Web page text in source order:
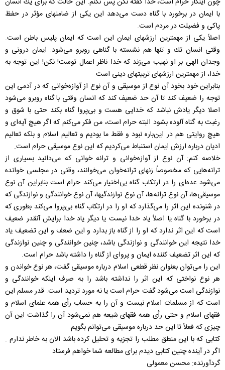
با ايمان در برخورد با گناه دست می‌دهد اين يكی از ضامنهای مؤثر در حفظ
پاكی و فضيلت در مردم است.
اصلاً يكی از مهمترين ارزشهای ايمان اين است كه ايمان پليس باطن است.
وقتی انسان تك و تنها هم نشسته با گناهی روبرو می‌شود. ايمان درونی و
وجدان الهی بر او نهيب می‌زند كه خدا ناظر اعمال توست! نكن! اين توجه به
خدا، از مهمترين ارزشهای تربيتهای دينی است
بنابراين خود بخود آن نوع از موسيقی و آن نوع از آوازه‌خوانی كه در آدمی اين
توجه را ضعيف كند تا آن حد ضعيف كند كه انسان وقتی با گناه روبرو می‌شود
اصلا ديگر يادش نباشد كه خدايی هست و بی‌پروا گناه بكند حتی با شوق و
رغبت به گناه آلوده بشود البته حرام است، من فكر می‌كنم كه اگر هيچ آيه‌ای و
هيچ روايتی هم در اين‌باره نبود و فقط ما بوديم و تعاليم اسلام و بلكه تعاليم
اديان درباره ارزش ايمان استنباط می‌كرديم كه اين نوع موسيقی حرام است.
خلاصه كنم: آن نوع از آوازه‌خوانی و ترانه خوانی كه می‌دانيد بسياری از
ترانه‌هايی كه مخصوصاً زنهای ترانه‌خوان می‌خوانند، وقتی در مجلسی خوانده
می‌شود عده‌ای را در ارتكاب گناه بی‌اختيار می‌كند حرام است بنابراين آن نوع
موسيقی‌ها، آن نوع ترانه‌ها، آن نوع نوازندگيها، آن نوع خوانندگی و نوازندگی كه
در شنونده اين اثر را می‌گذارد كه او را در ارتكاب گناه بی‌پروا می‌كند بطوری كه
در برخورد با گناه يا اصلاً ياد خدا نيست يا ديگر ياد خدا برايش آنقدر ضعيف
است كه اين اثر ندارد كه او را از گناه باز بدارد و اين ضعف و اين تضعيف ياد
خدا نتيجه اين خوانندگی و نوازندگی باشد، چنين خوانندگی و چنين نوازندگی
كه اين اثر تضعيف كننده ايمان و پروای از گناه را داشته باشد حرام است.
اين را می‌توان بعنوان نظر قطعی اسلام درباره موسيقی گفت، هر نوع خواندن و
هر نوع نواختی كه اين اثر را نداشته باشد را به صرف اينكه خوانندگی و
نوازندگی است می‌شود گفت حرام است يا نه مورد ترديد است. قدر مسلم اين
است كه از مسلمات اسلام نيست و آن را به حساب رأی همه علمای اسلام و
فقهای اسلام و حتی رأی همه فقهای شيعه هم نمی‌شود آن را گذاشت اين آن
چيزی كه فعلاً تا اين حد درباره موسيقی می‌توانم بگويم
كتابی كه با اين منطق مطلب را تجزيه و تحليل كرده باشد الان به خاطر ندارم .
اگر در آينده چنين كتابی ديدم برای مطالعه شما خواهم فرستاد
گردآورنده: محسن معمولی